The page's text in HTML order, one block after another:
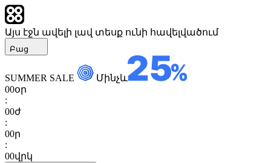
Այս էջն ավելի լավ տեսք ունի հավելվածում
Բաց
SUMMER SALE
Մինչև
00օր
:
00ժ
:
00ր
:
00վրկ